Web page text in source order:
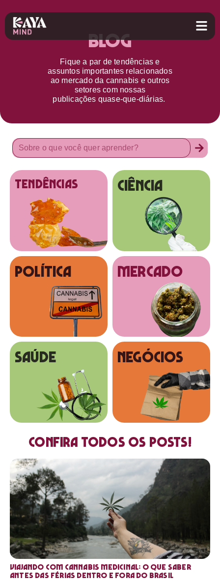
Blog
Fique a par detendências e
assuntos importantes relacionados
ao mercado da cannabis e outros
setorescom nossas
publicações quase-que-diárias.
tendências Ciência
Política MERCADO
SAÚDE NEGÓCIOS
Confira todos os posts!
Viajando com cannabis medicinal: o que saber
antes das férias dentro e fora do Brasil